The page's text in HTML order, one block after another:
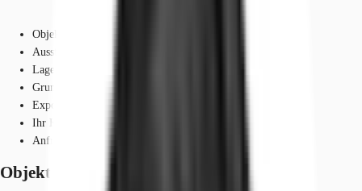
Objekt
Ausstattung
Lage und Verkehrsanbindung
Grundrisse
Exposé herunterladen
Ihr Kontakt
Anfrage senden
Objekt